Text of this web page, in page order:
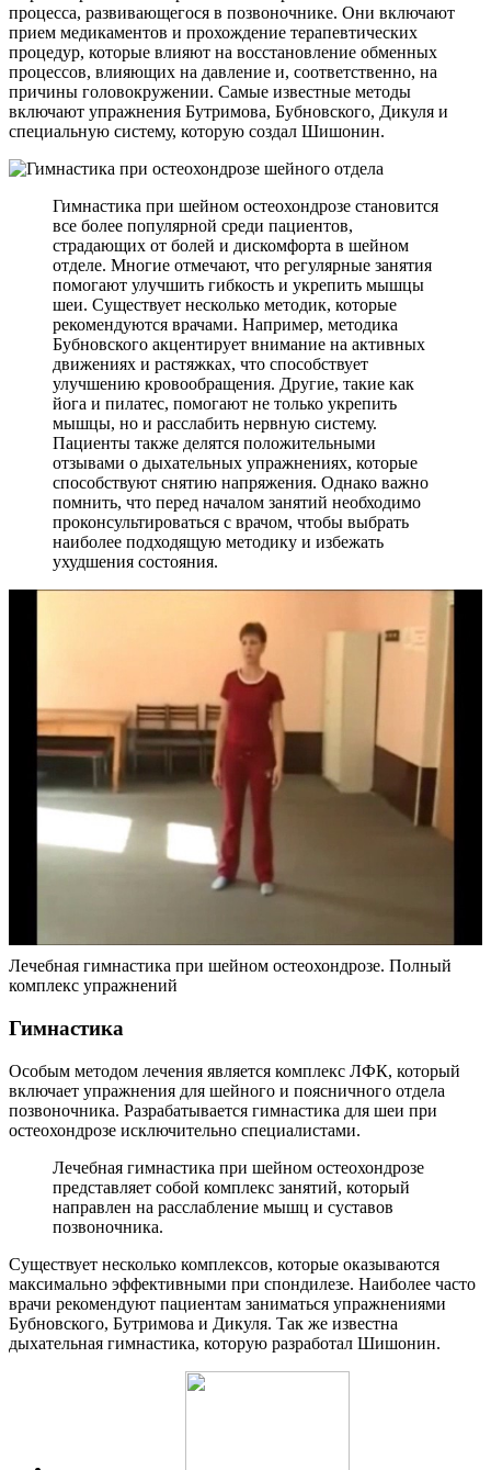
процесса, развивающегося в позвоночнике. Они включают
прием медикаментов и прохождение терапевтических
процедур, которые влияют на восстановление обменных
процессов, влияющих на давление и, соответственно, на
причины головокружении. Самые известные методы
включают упражнения Бутримова, Бубновского, Дикуля и
специальную систему, которую создал Шишонин.
Гимнастика при шейном остеохондрозе становится
все более популярной среди пациентов,
страдающих от болей и дискомфорта в шейном
отделе. Многие отмечают, что регулярные занятия
помогают улучшить гибкость и укрепить мышцы
шеи. Существует несколько методик, которые
рекомендуются врачами. Например, методика
Бубновского акцентирует внимание на активных
движениях и растяжках, что способствует
улучшению кровообращения. Другие, такие как
йога и пилатес, помогают не только укрепить
мышцы, но и расслабить нервную систему.
Пациенты также делятся положительными
отзывами о дыхательных упражнениях, которые
способствуют снятию напряжения. Однако важно
помнить, что перед началом занятий необходимо
проконсультироваться с врачом, чтобы выбрать
наиболее подходящую методику и избежать
ухудшения состояния.
Лечебная гимнастика при шейном остеохондрозе. Полный
комплекс упражнений
Гимнастика
Особым методом лечения является комплекс ЛФК, который
включает упражнения для шейного и поясничного отдела
позвоночника. Разрабатывается гимнастика для шеи при
остеохондрозе исключительно специалистами.
Лечебная гимнастика при шейном остеохондрозе
представляет собой комплекс занятий, который
направлен на расслабление мышц и суставов
позвоночника.
Существует несколько комплексов, которые оказываются
максимально эффективными при спондилезе. Наиболее часто
врачи рекомендуют пациентам заниматься упражнениями
Бубновского, Бутримова и Дикуля. Так же известна
дыхательная гимнастика, которую разработал Шишонин.